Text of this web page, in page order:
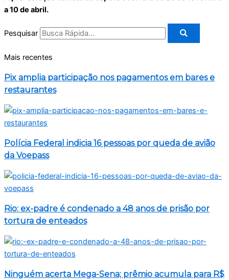
a 10 de abril.
Pesquisar
Mais recentes
Pix amplia participação nos pagamentos em bares e
restaurantes
Polícia Federal indicia 16 pessoas por queda de avião
da Voepass
Rio: ex-padre é condenado a 48 anos de prisão por
tortura de enteados
Ninguém acerta Mega-Sena; prêmio acumula para R$